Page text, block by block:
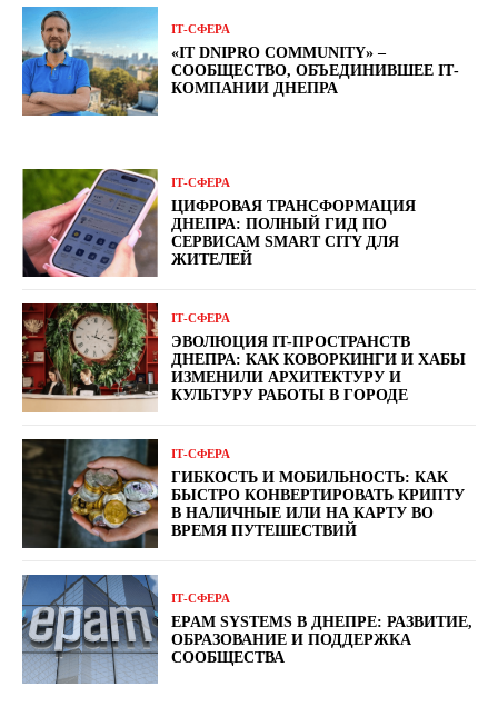
ІТ-СФЕРА
«IТ DNIPRO COMMUNITY» –
СООБЩЕСТВО, ОБЪЕДИНИВШЕЕ ІТ-
КОМПАНИИ ДНЕПРА
ІТ-СФЕРА
ЦИФРОВАЯ ТРАНСФОРМАЦИЯ
ДНЕПРА: ПОЛНЫЙ ГИД ПО
СЕРВИСАМ SMART CITY ДЛЯ
ЖИТЕЛЕЙ
ІТ-СФЕРА
ЭВОЛЮЦИЯ IT-ПРОСТРАНСТВ
ДНЕПРА: КАК КОВОРКИНГИ И ХАБЫ
ИЗМЕНИЛИ АРХИТЕКТУРУ И
КУЛЬТУРУ РАБОТЫ В ГОРОДЕ
ІТ-СФЕРА
ГИБКОСТЬ И МОБИЛЬНОСТЬ: КАК
БЫСТРО КОНВЕРТИРОВАТЬ КРИПТУ
В НАЛИЧНЫЕ ИЛИ НА КАРТУ ВО
ВРЕМЯ ПУТЕШЕСТВИЙ
ІТ-СФЕРА
EPAM SYSTEMS В ДНЕПРЕ: РАЗВИТИЕ,
ОБРАЗОВАНИЕ И ПОДДЕРЖКА
СООБЩЕСТВА